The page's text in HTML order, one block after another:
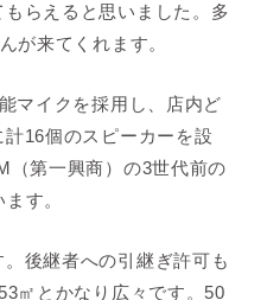
らえると思いました。多
が来てくれます。
マイクを採用し、店内ど
16個のスピーカーを設
（第一興商）の3世代前の
す。
後継者への引継ぎ許可も
㎡とかなり広々です。50